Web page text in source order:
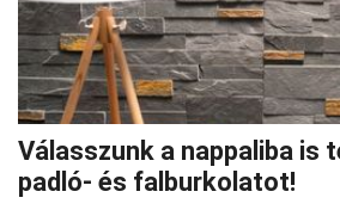
Válasszunk a nappaliba is
padló- és falburkolatot!